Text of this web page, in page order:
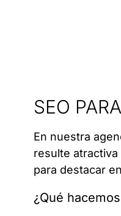
SEO
En nuestra
resulte
para destacar
¿Qué